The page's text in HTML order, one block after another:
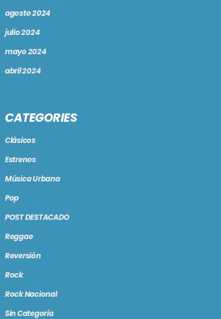
agosto 2024
julio 2024
mayo 2024
abril 2024
CATEGORIES
Clásicos
Estrenos
Música Urbana
Pop
POST DESTACADO
Reggae
Reversión
Rock
Rock Nacional
Sin Categoria